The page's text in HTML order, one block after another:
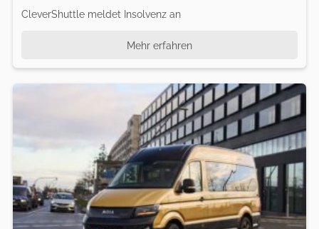
CleverShuttle meldet Insolvenz an
Mehr erfahren